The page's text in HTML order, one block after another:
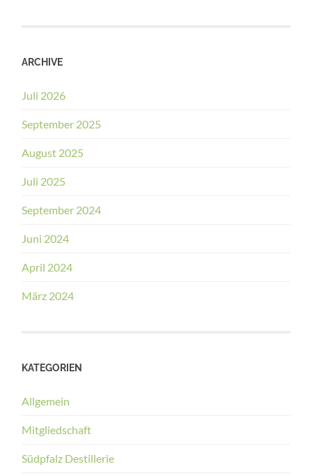
ARCHIVE
Juli 2026
September 2025
August 2025
Juli 2025
September 2024
Juni 2024
April 2024
März 2024
KATEGORIEN
Allgemein
Mitgliedschaft
Südpfalz Destillerie